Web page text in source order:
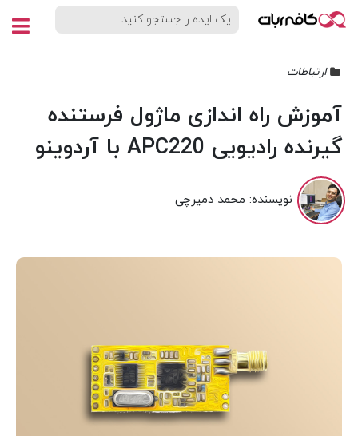
ارتباطات
آموزش راه اندازی ماژول فرستنده
گیرنده رادیویی APC220 با آردوینو
نویسنده: محمد دمیرچی